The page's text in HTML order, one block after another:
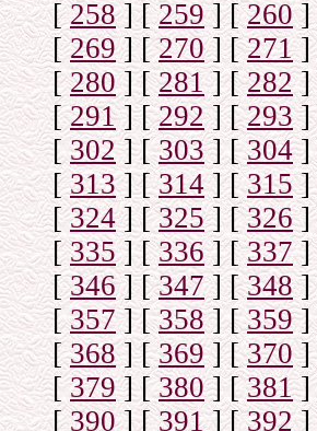
[258] [259] [ 260]
[269] [270] [271]
[280] [281] [282]
[291] [292] [293]
[302] [303] [304]
[313] [314] [315]
[324] [325] [326]
[335] [336] [337]
[346] [347] [348]
[357] [358] [359]
[368] [369] [370]
[379] [380] [381]
[390] [391] [392]